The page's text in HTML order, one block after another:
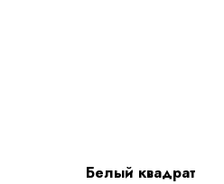
Белый квадрат